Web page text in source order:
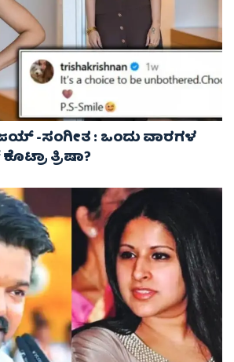
-ಸಂಗೀತ : ಒಂದು ವಾರಗಳ
ತ್ರಿಷಾ?